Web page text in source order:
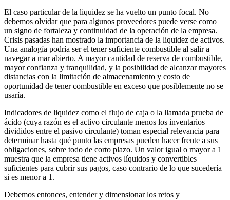
El caso particular de la liquidez se ha vuelto un punto focal. No
debemos olvidar que para algunos proveedores puede verse como
un signo de fortaleza y continuidad de la operación de la empresa.
Crisis pasadas han mostrado la importancia de la liquidez de activos.
Una analogía podría ser el tener suficiente combustible al salir a
navegar a mar abierto. A mayor cantidad de reserva de combustible,
mayor confianza y tranquilidad, y la posibilidad de alcanzar mayores
distancias con la limitación de almacenamiento y costo de
oportunidad de tener combustible en exceso que posiblemente no se
usaría.
Indicadores de liquidez como el flujo de caja o la llamada prueba de
ácido (cuya razón es el activo circulante menos los inventarios
divididos entre el pasivo circulante) toman especial relevancia para
determinar hasta qué punto las empresas pueden hacer frente a sus
obligaciones, sobre todo de corto plazo. Un valor igual o mayor a 1
muestra que la empresa tiene activos líquidos y convertibles
suficientes para cubrir sus pagos, caso contrario de lo que sucedería
si es menor a 1.
Debemos entonces, entender y dimensionar los retos y